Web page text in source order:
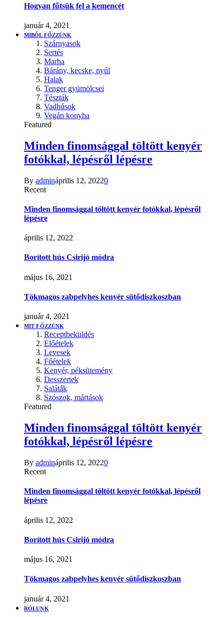
Hogyan fűtsük fel a kemencét
január 4, 2021
MIBŐL FŐZZÜNK
Szárnyasok
Sertés
Marha
Bárány, kecske, nyúl
Halak
Tenger gyümölcsei
Tészták
Vadhúsok
Vegán konyha
Featured
Minden finomsággal töltött kenyér
fotókkal, lépésről lépésre
By admináprilis 12, 20220
Recent
Minden finomsággal töltött kenyér fotókkal, lépésről
lépésre
április 12, 2022
Borított hús Csirijó módra
május 16, 2021
Tökmagos zabpelyhes kenyér sütődiszkoszban
január 4, 2021
MIT FŐZZÜNK
Receptbeküldés
Előételek
Levesek
Főételek
Kenyér, péksütemény
Desszertek
Saláták
Szószok, mártások
Featured
Minden finomsággal töltött kenyér
fotókkal, lépésről lépésre
By admináprilis 12, 20220
Recent
Minden finomsággal töltött kenyér fotókkal, lépésről
lépésre
április 12, 2022
Borított hús Csirijó módra
május 16, 2021
Tökmagos zabpelyhes kenyér sütődiszkoszban
január 4, 2021
RÓLUNK